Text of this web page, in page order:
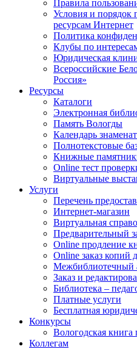
Правила
Условия и порядок
ресурсам Интернет
Политика
Клубы по
Юридическая
Всероссийские
Россия»
Ресурсы
Каталоги
Электронная
Память Вологды
Календарь
Полнотекстовые
Книжные
Online тест
Виртуальные
Услуги
Перечень
Интернет-магазин
Виртуальная
Предварительный
Online продление
Online заказ копий
Межбиблиотечный
Заказ и
Библиотека –
Платные услуги
Бесплатная
Конкурсы
Вологодская книга
Коллегам